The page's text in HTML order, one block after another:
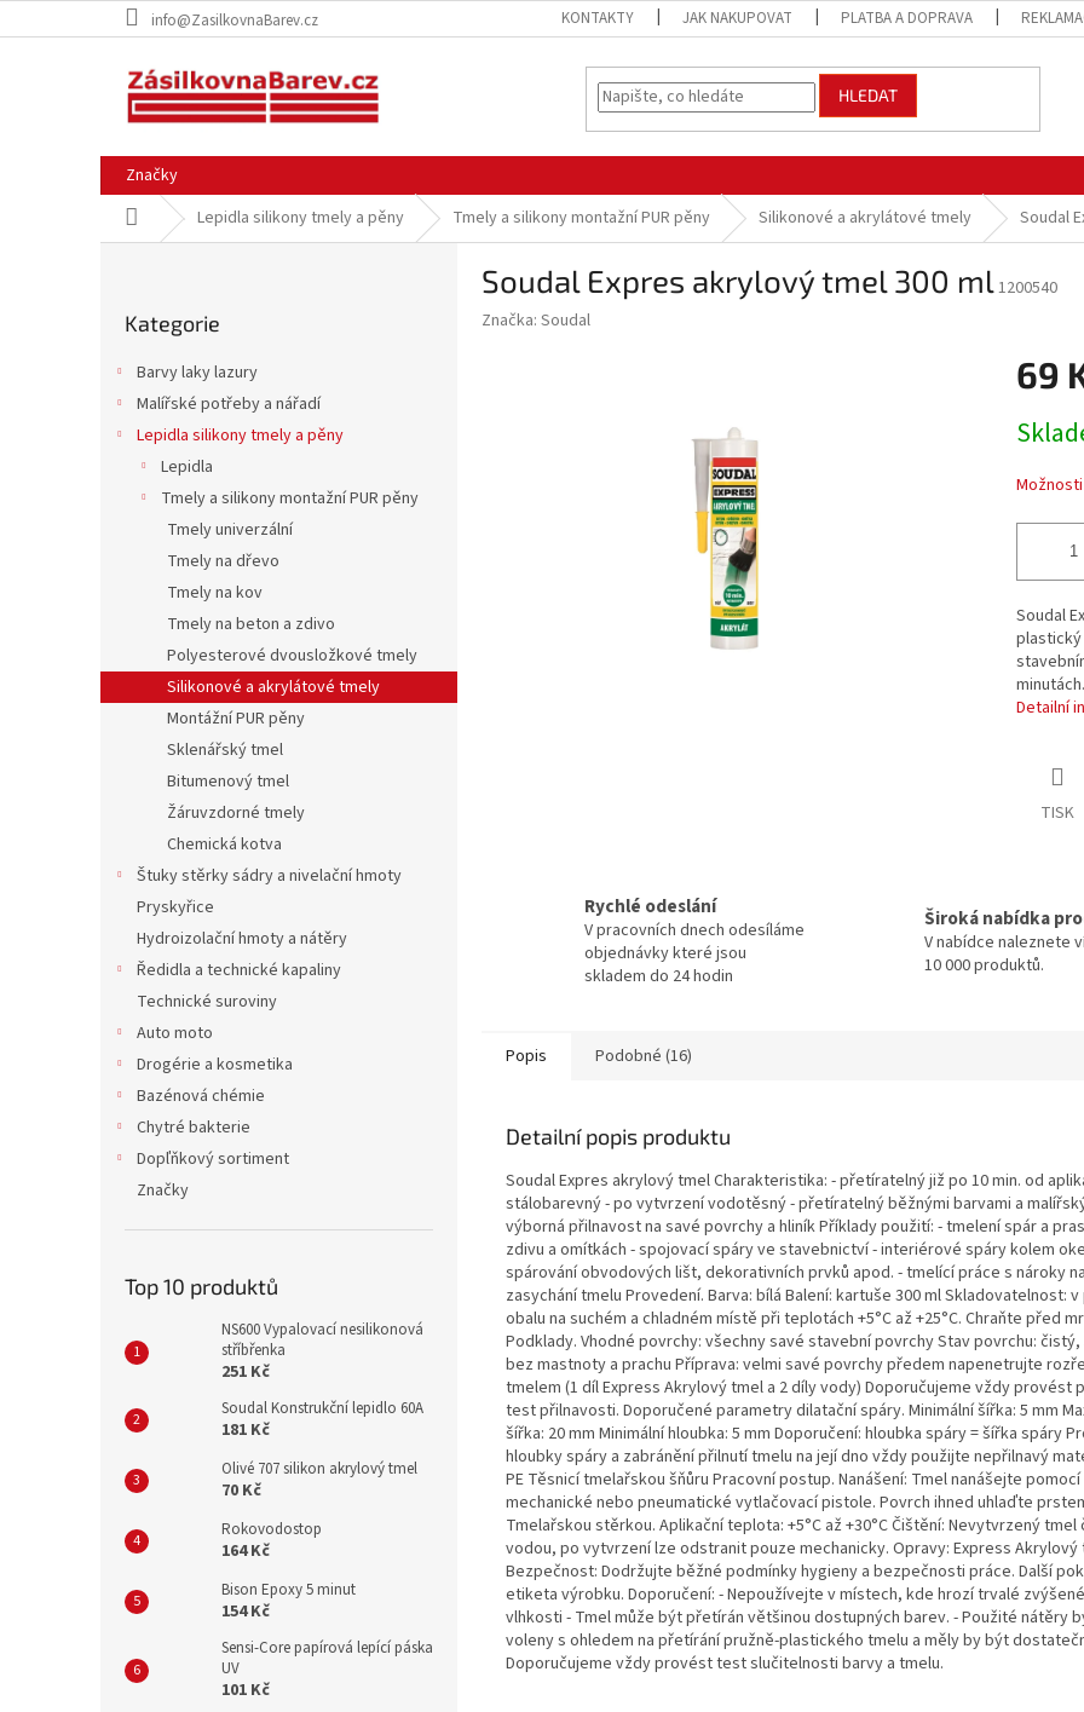
na
info@ZasilkovnaBarev.cz KONTAKTY JAK NAKUPOVAT PLATBA A DOPRAVA
HLEDAT
Značky
Domů Lepidla silikony tmely a pěny Tmely a silikony montažní PUR pěny Silikonové a akrylátové tmely Soudal
kategorie
Kategorie
Barvy laky lazury
Malířské potřeby a nářadí
Lepidla silikony tmely a pěny
Lepidla
Tmely a silikony montažní PUR pěny
Tmely univerzální
Tmely na dřevo
Tmely na kov
Tmely na beton a zdivo
Polyesterové dvousložkové tmely
Silikonové a akrylátové tmely
Montážní PUR pěny
Sklenářský tmel
Bitumenový tmel
Žáruvzdorné tmely
Chemická kotva
Štuky stěrky sádry a nivelační hmoty
Pryskyřice
Hydroizolační hmoty a nátěry
Ředidla a technické kapaliny
Technické suroviny
Auto moto
Drogérie a kosmetika
Bazénová chémie
Chytré bakterie
Dopľňkový sortiment
Značky
Top 10 produktů
NS600 Vypalovací nesilikonová
stříbřenka
251 Kč
Soudal Konstrukční lepidlo 60A
181 Kč
Olivé 707 silikon akrylový tmel
70 Kč
Rokovodostop
164 Kč
Bison Epoxy 5 minut
154 Kč
Sensi-Core papírová lepící páska
UV
101 Kč
Soudal Expres akrylový tmel 300 ml1200540
Značka: Soudal
69
cena:
Soudal
minutách.
Detailní
TISK
Rychlé odeslání
V pracovních dnech odesíláme
objednávky které jsou
skladem do 24 hodin
Široká nabídka
V nabídce naleznete
10 000 produktů.
Popis Podobné (16)
Detailní popis produktu
Soudal Expres akrylový tmel Charakteristika: - přetíratelný již po 10 min. od
stálobarevný - po vytvrzení vodotěsný - přetíratelný běžnými barvami a
výborná přilnavost na savé povrchy a hliník Příklady použití: - tmelení spár a
zdivu a omítkách - spojovací spáry ve stavebnictví - interiérové spáry kolem
spárování obvodových lišt, dekorativních prvků apod. - tmelící práce s nároky
zasychání tmelu Provedení. Barva: bílá Balení: kartuše 300 ml Skladovatelnost:
obalu na suchém a chladném místě při teplotách +5°C až +25°C. Chraňte před
Podklady. Vhodné povrchy: všechny savé stavební povrchy Stav povrchu:
bez mastnoty a prachu Příprava: velmi savé povrchy předem napenetrujte
tmelem (1 díl Express Akrylový tmel a 2 díly vody) Doporučujeme vždy provést
test přilnavosti. Doporučené parametry dilatační spáry. Minimální šířka: 5 mm
šířka: 20 mm Minimální hloubka: 5 mm Doporučení: hloubka spáry = šířka spáry
hloubky spáry a zabránění přilnutí tmelu na její dno vždy použijte nepřilnavý
PE Těsnicí tmelařskou šňůru Pracovní postup. Nanášení: Tmel nanášejte pomocí
mechanické nebo pneumatické vytlačovací pistole. Povrch ihned uhlaďte
Tmelařskou stěrkou. Aplikační teplota: +5°C až +30°C Čištění: Nevytvrzený
vodou, po vytvrzení lze odstranit pouze mechanicky. Opravy: Express Akrylový
Bezpečnost: Dodržujte běžné podmínky hygieny a bezpečnosti práce. Další
etiketa výrobku. Doporučení: - Nepoužívejte v místech, kde hrozí trvalé
vlhkosti - Tmel může být přetírán většinou dostupných barev. - Použité nátěry
voleny s ohledem na přetírání pružně-plastického tmelu a měly by být
Doporučujeme vždy provést test slučitelnosti barvy a tmelu.